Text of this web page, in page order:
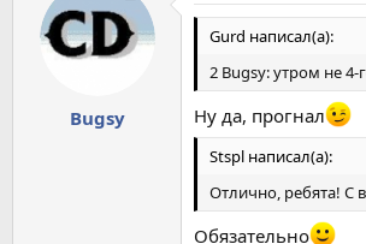
Bugsy
Gurd написал(а):
2 Bugsy: утром не 4-
Ну да, прогнал
Stspl написал(а):
Отлично, ребята! С
Обязательно